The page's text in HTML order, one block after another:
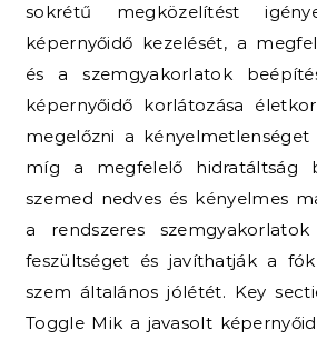
sokrétű megközelítést
képernyőidő kezelését, a
és a szemgyakorlatok
képernyőidő korlátozása
megelőzni a kényelmetlenséget
míg a megfelelő hidratáltság
szemed nedves és kényelmes
a rendszeres
feszültséget és javíthatják a
szem általános jólétét. Key
Toggle Mik a javasolt